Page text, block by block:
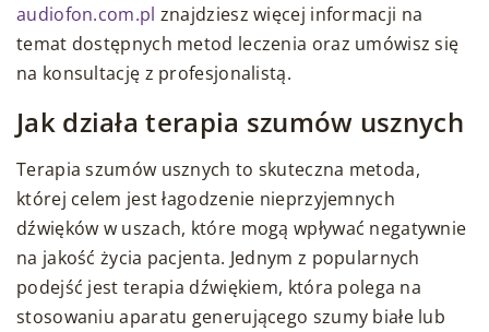
audiofon.com.pl znajdziesz więcej informacji na
temat dostępnych metod leczenia oraz umówisz się
na konsultację z profesjonalistą.
Jak działa terapia szumów usznych
Terapia szumów usznych to skuteczna metoda,
której celem jest łagodzenie nieprzyjemnych
dźwięków w uszach, które mogą wpływać negatywnie
na jakość życia pacjenta. Jednym z popularnych
podejść jest terapia dźwiękiem, która polega na
stosowaniu aparatu generującego szumy białe lub